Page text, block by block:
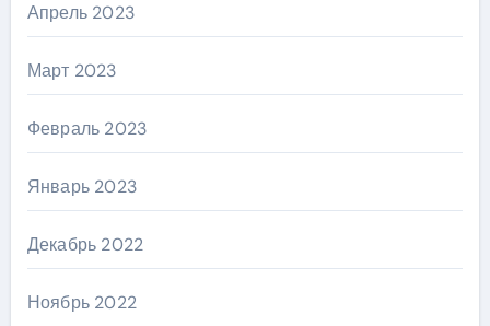
Апрель 2023
Март 2023
Февраль 2023
Январь 2023
Декабрь 2022
Ноябрь 2022